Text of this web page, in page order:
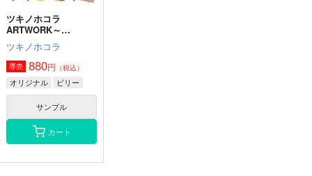
ツキノホコラ
ARTWORK～
2023Summer
ツキノホコラ
専売 880円 （税込）
オリジナル ビリー
サンプル
カート